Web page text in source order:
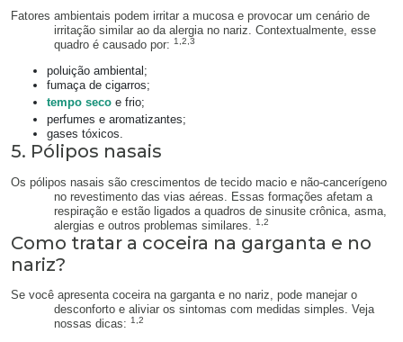
Fatores ambientais podem irritar a mucosa e provocar um cenário de
irritação similar ao da alergia no nariz. Contextualmente, esse
quadro é causado por: 1,2,3
poluição ambiental;
fumaça de cigarros;
tempo seco e frio;
perfumes e aromatizantes;
gases tóxicos.
5. Pólipos nasais
Os pólipos nasais são crescimentos de tecido macio e não-cancerígeno
no revestimento das vias aéreas. Essas formações afetam a
respiração e estão ligados a quadros de sinusite crônica, asma,
alergias e outros problemas similares.
1,2
Como tratar a coceira na garganta e no
nariz?
Se você apresenta coceira na garganta e no nariz, pode manejar o
desconforto e aliviar os sintomas com medidas simples. Veja
nossas dicas: 1,2